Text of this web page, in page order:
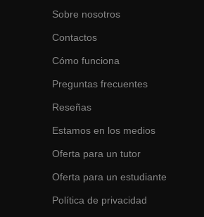
Sobre nosotros
Contactos
Cómo funciona
Preguntas frecuentes
Reseñas
Estamos en los medios
Oferta para un tutor
Oferta para un estudiante
Política de privacidad